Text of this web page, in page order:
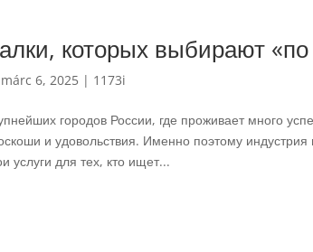
которых выбирают
márc 6, 2025 | 1173i
городов России, где проживает много
и удовольствия. Именно поэтому индустрия
услуги для тех, кто ищет...